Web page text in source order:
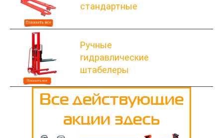
стандартные
Ручные
гидравлические
штабелеры